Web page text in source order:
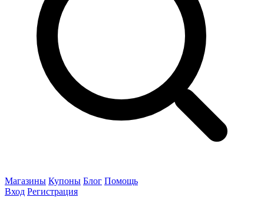
Магазины Купоны Блог Помощь
Вход Регистрация